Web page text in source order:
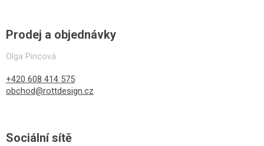
Prodej a objednávky
Olga Pincová
+420 608 414 575
obchod@rottdesign.cz
Sociální sítě